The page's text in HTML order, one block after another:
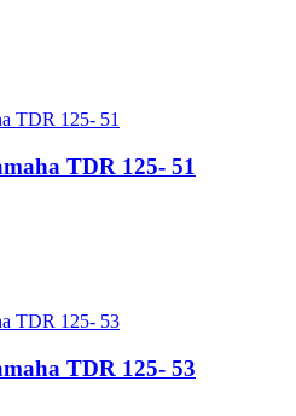
TDR 125- 51
TDR 125- 53